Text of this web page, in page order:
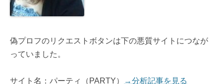
偽プロフのリクエストボタンは下の悪質サイトにつなが
っていました。
サイト名：パーティ（PARTY）
→分析記事を見る